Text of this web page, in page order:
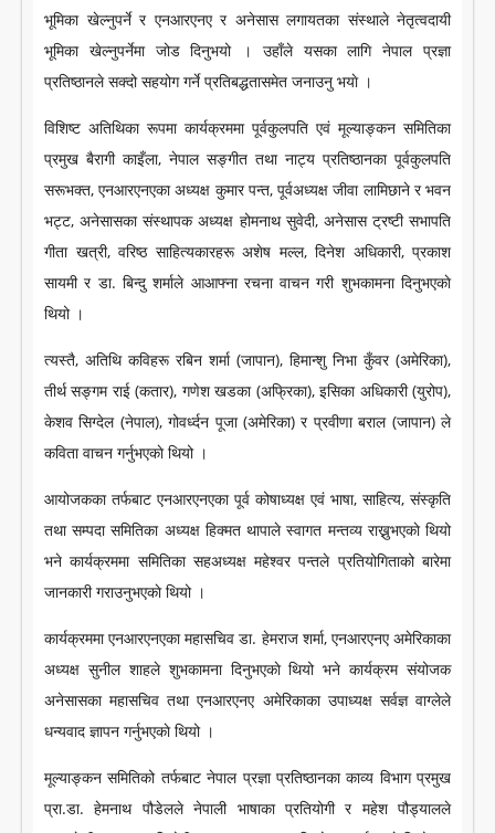
भूमिका खेल्नुपर्ने र एनआरएनए र अनेसास लगायतका संस्थाले नेतृत्वदायी
भूमिका खेल्नुपर्नेमा जोड दिनुभयो । उहाँले यसका लागि नेपाल प्रज्ञा
प्रतिष्ठानले सक्दो सहयोग गर्ने प्रतिबद्धतासमेत जनाउनु भयाे ।
विशिष्ट अतिथिका रूपमा कार्यक्रममा पूर्वकुलपति एवं मूल्याङ्कन समितिका
प्रमुख बैरागी काइँला, नेपाल सङ्गीत तथा नाट्य प्रतिष्ठानका पूर्वकुलपति
सरूभक्त, एनआरएनएका अध्यक्ष कुमार पन्त, पूर्वअध्यक्ष जीवा लामिछाने र भवन
भट्ट, अनेसासका संस्थापक अध्यक्ष होमनाथ सुवेदी, अनेसास ट्रष्टी सभापति
गीता खत्री, वरिष्ठ साहित्यकारहरू अशेष मल्ल, दिनेश अधिकारी, प्रकाश
सायमी र डा. बिन्दु शर्माले आआफ्ना रचना वाचन गरी शुभकामना दिनुभएकाे
थियो ।
त्यस्तै, अतिथि कविहरू रबिन शर्मा (जापान), हिमान्शु निभा कुँवर (अमेरिका),
तीर्थ सङ्गम राई (कतार), गणेश खडका (अफ्रिका), इसिका अधिकारी (युरोप),
केशव सिग्देल (नेपाल), गोवर्ध्दन पूजा (अमेरिका) र प्रवीणा बराल (जापान) ले
कविता वाचन गर्नुभएकाे थियो ।
आयोजकका तर्फबाट एनआरएनएका पूर्व कोषाध्यक्ष एवं भाषा, साहित्य, संस्कृति
तथा सम्पदा समितिका अध्यक्ष हिक्मत थापाले स्वागत मन्तव्य राख्नुभएकाे थियो
भने कार्यक्रममा समितिका सहअध्यक्ष महेश्वर पन्तले प्रतियोगिताको बारेमा
जानकारी गराउनुभएकाे थियो ।
कार्यक्रममा एनआरएनएका महासचिव डा. हेमराज शर्मा, एनआरएनए अमेरिकाका
अध्यक्ष सुनील शाहले शुभकामना दिनुभएकाे थियो भने कार्यक्रम संयोजक
अनेसासका महासचिव तथा एनआरएनए अमेरिकाका उपाध्यक्ष सर्वज्ञ वाग्लेले
धन्यवाद ज्ञापन गर्नुभएकाे थियो ।
मूल्याङ्कन समितिको तर्फबाट नेपाल प्रज्ञा प्रतिष्ठानका काव्य विभाग प्रमुख
प्रा.डा. हेमनाथ पौडेलले नेपाली भाषाका प्रतियोगी र महेश पौड्यालले